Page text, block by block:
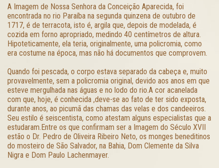
A Imagem de Nossa Senhora da Conceição Aparecida, foi
encontrada no rio Paraíba na segunda quinzena de outubro de
1717, é de terracota, isto é, argila que, depois de modelada, é
cozida em forno apropriado, medindo 40 centímetros de altura.
Hipoteticamente, ela teria, originalmente, uma policromia, como
era costume na época, mas não há documentos que comprovem.
Quando foi pescada, o corpo estava separado da cabeça e, muito
provavelmente, sem a policromia original, devido aos anos em que
esteve mergulhada nas águas e no lodo do rio.A cor acanelada
com que, hoje, é conhecida ,deve-se ao fato de ter sido exposta,
durante anos, ao picumã das chamas das velas e dos candeeiros.
Seu estilo é seiscentista, como atestam alguns especialistas que a
estudaram.Entre os que confirmam ser a Imagem do Século XVII
estão o Dr. Pedro de Oliveira Ribeiro Neto, os monges beneditinos
do mosteiro de São Salvador, na Bahia, Dom Clemente da Silva
Nigra e Dom Paulo Lachenmayer.